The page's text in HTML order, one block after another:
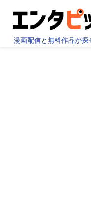
漫画配信と無料作品が探